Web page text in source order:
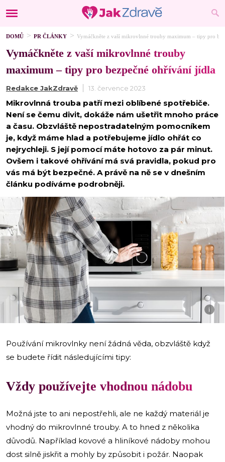
DOMŮ PR ČLÁNKY Vymáčkněte z vaší mikrovlnné trouby maximum – tipy pro
Vymáčkněte z vaší mikrovlnné trouby
maximum – tipy pro bezpečné ohřívání jídla
Redakce JakZdravě 13. července 2023
Mikrovlnná trouba patří mezi oblíbené spotřebiče.
Není se čemu divit, dokáže nám ušetřit mnoho práce
a času. Obzvláště nepostradatelným pomocníkem
je, když máme hlad a potřebujeme jídlo ohřát co
nejrychleji. S její pomocí máte hotovo za pár minut.
Ovšem i takové ohřívání má svá pravidla, pokud pro
vás má být bezpečné. A právě na ně se v dnešním
článku podíváme podrobněji.
i
Používání mikrovlnky není žádná věda, obzvláště když
se budete řídit následujícími tipy:
Vždy používejte vhodnou nádobu
Možná jste to ani nepostřehli, ale ne každý materiál je
vhodný do mikrovlnné trouby. A to hned z několika
důvodů. Například kovové a hliníkové nádoby mohou
dost silně jiskřit a mohly by způsobit i požár. Naopak